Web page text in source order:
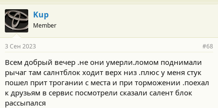
Kup
Member
3 Сен 2023 #68
Всем добрый вечер .не они умерли.ломом поднимали
рычаг там салнтблок ходит верх низ .плюс у меня стук
пошел прит трогании с места и при торможении .поехал
к друзьям в сервис посмотрели сказали салент блок
рассыпался